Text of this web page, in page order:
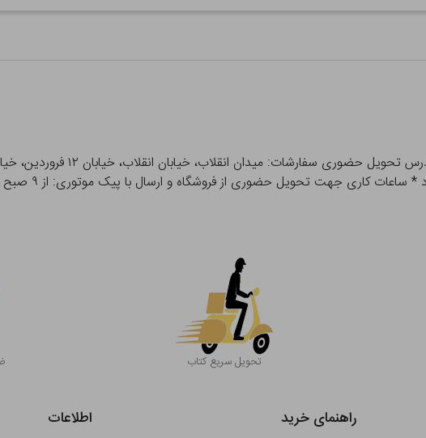
* ساعات کاری جهت تحویل حضوری از فروشگاه و ارسال با پیک موتوری: از ۹ صبح الی ۱۶ عصر و پنجشنبه ها تا ۱۲
تحویل سریع کتاب
بصورت حضوری از آدرس تحویل حضوری سفارش خود را بدون هیچ هزینه ای تحویل بگیرید.
راهنمای خرید اطلاعات